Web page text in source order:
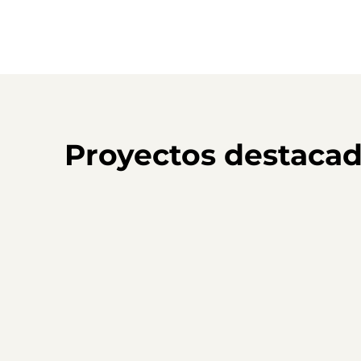
Proyectos